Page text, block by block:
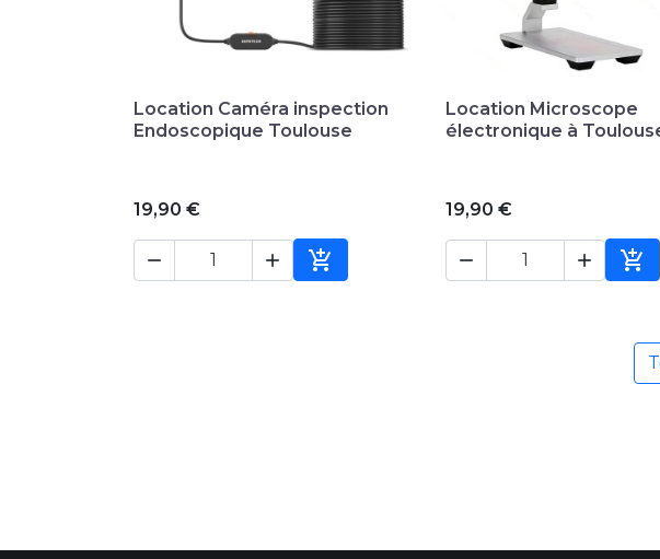
 Aperçu rapide
Location Caméra inspection
Endoscopique Toulouse
19,90 €
  
Ajouter au panier
 Aperçu rapide
Location Microscope
électronique à
19,90 €
  